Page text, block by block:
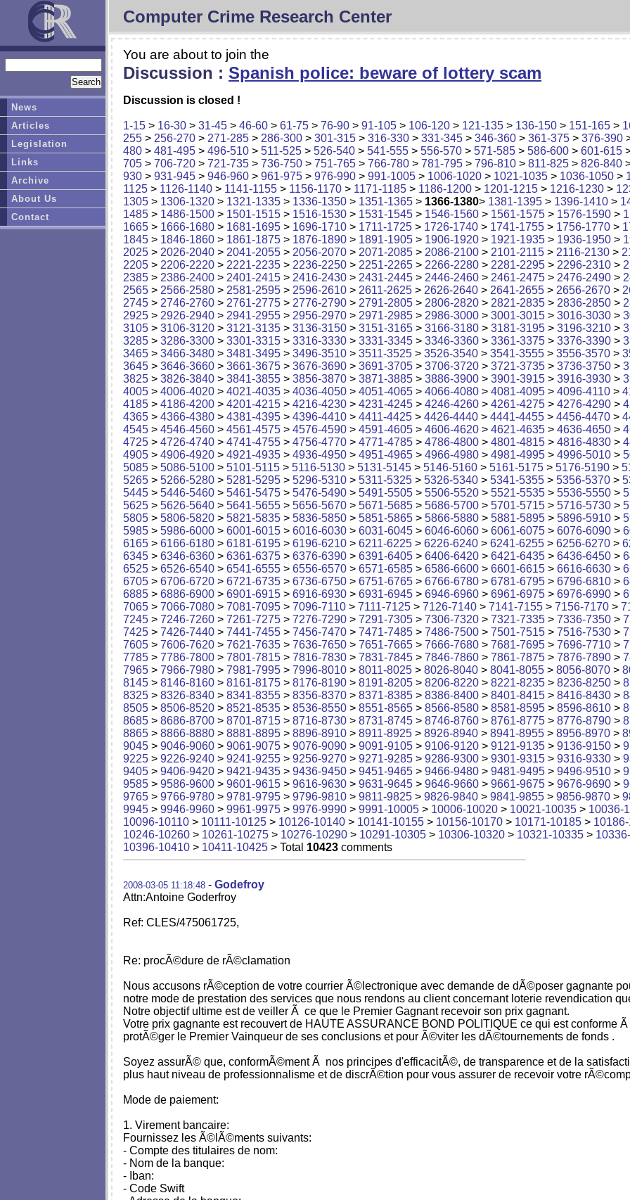
Computer Crime Research Center
You are about to join the
Discussion : Spanish police: beware of lottery scam
Discussion is closed !
1-15 > 16-30 > 31-45 > 46-60 > 61-75 > 76-90 > 91-105 > 106-120 > 121-135 > 136-150 > 151-165 >
255 > 256-270 > 271-285 > 286-300 > 301-315 > 316-330 > 331-345 > 346-360 > 361-375 > 376-390
480 > 481-495 > 496-510 > 511-525 > 526-540 > 541-555 > 556-570 > 571-585 > 586-600 > 601-615
705 > 706-720 > 721-735 > 736-750 > 751-765 > 766-780 > 781-795 > 796-810 > 811-825 > 826-840
930 > 931-945 > 946-960 > 961-975 > 976-990 > 991-1005 > 1006-1020 > 1021-1035 > 1036-1050 >
1125 > 1126-1140 > 1141-1155 > 1156-1170 > 1171-1185 > 1186-1200 > 1201-1215 > 1216-1230 >
1305 > 1306-1320 > 1321-1335 > 1336-1350 > 1351-1365 > 1366-1380> 1381-1395 > 1396-1410 >
1485 > 1486-1500 > 1501-1515 > 1516-1530 > 1531-1545 > 1546-1560 > 1561-1575 > 1576-1590 >
1665 > 1666-1680 > 1681-1695 > 1696-1710 > 1711-1725 > 1726-1740 > 1741-1755 > 1756-1770 >
1845 > 1846-1860 > 1861-1875 > 1876-1890 > 1891-1905 > 1906-1920 > 1921-1935 > 1936-1950 >
2025 > 2026-2040 > 2041-2055 > 2056-2070 > 2071-2085 > 2086-2100 > 2101-2115 > 2116-2130 >
2205 > 2206-2220 > 2221-2235 > 2236-2250 > 2251-2265 > 2266-2280 > 2281-2295 > 2296-2310 >
2385 > 2386-2400 > 2401-2415 > 2416-2430 > 2431-2445 > 2446-2460 > 2461-2475 > 2476-2490 >
2565 > 2566-2580 > 2581-2595 > 2596-2610 > 2611-2625 > 2626-2640 > 2641-2655 > 2656-2670 >
2745 > 2746-2760 > 2761-2775 > 2776-2790 > 2791-2805 > 2806-2820 > 2821-2835 > 2836-2850 >
2925 > 2926-2940 > 2941-2955 > 2956-2970 > 2971-2985 > 2986-3000 > 3001-3015 > 3016-3030 >
3105 > 3106-3120 > 3121-3135 > 3136-3150 > 3151-3165 > 3166-3180 > 3181-3195 > 3196-3210 >
3285 > 3286-3300 > 3301-3315 > 3316-3330 > 3331-3345 > 3346-3360 > 3361-3375 > 3376-3390 >
3465 > 3466-3480 > 3481-3495 > 3496-3510 > 3511-3525 > 3526-3540 > 3541-3555 > 3556-3570 >
3645 > 3646-3660 > 3661-3675 > 3676-3690 > 3691-3705 > 3706-3720 > 3721-3735 > 3736-3750 >
3825 > 3826-3840 > 3841-3855 > 3856-3870 > 3871-3885 > 3886-3900 > 3901-3915 > 3916-3930 >
4005 > 4006-4020 > 4021-4035 > 4036-4050 > 4051-4065 > 4066-4080 > 4081-4095 > 4096-4110 >
4185 > 4186-4200 > 4201-4215 > 4216-4230 > 4231-4245 > 4246-4260 > 4261-4275 > 4276-4290 >
4365 > 4366-4380 > 4381-4395 > 4396-4410 > 4411-4425 > 4426-4440 > 4441-4455 > 4456-4470 >
4545 > 4546-4560 > 4561-4575 > 4576-4590 > 4591-4605 > 4606-4620 > 4621-4635 > 4636-4650 >
4725 > 4726-4740 > 4741-4755 > 4756-4770 > 4771-4785 > 4786-4800 > 4801-4815 > 4816-4830 >
4905 > 4906-4920 > 4921-4935 > 4936-4950 > 4951-4965 > 4966-4980 > 4981-4995 > 4996-5010 >
5085 > 5086-5100 > 5101-5115 > 5116-5130 > 5131-5145 > 5146-5160 > 5161-5175 > 5176-5190 >
5265 > 5266-5280 > 5281-5295 > 5296-5310 > 5311-5325 > 5326-5340 > 5341-5355 > 5356-5370 >
5445 > 5446-5460 > 5461-5475 > 5476-5490 > 5491-5505 > 5506-5520 > 5521-5535 > 5536-5550 >
5625 > 5626-5640 > 5641-5655 > 5656-5670 > 5671-5685 > 5686-5700 > 5701-5715 > 5716-5730 >
5805 > 5806-5820 > 5821-5835 > 5836-5850 > 5851-5865 > 5866-5880 > 5881-5895 > 5896-5910 >
5985 > 5986-6000 > 6001-6015 > 6016-6030 > 6031-6045 > 6046-6060 > 6061-6075 > 6076-6090 >
6165 > 6166-6180 > 6181-6195 > 6196-6210 > 6211-6225 > 6226-6240 > 6241-6255 > 6256-6270 >
6345 > 6346-6360 > 6361-6375 > 6376-6390 > 6391-6405 > 6406-6420 > 6421-6435 > 6436-6450 >
6525 > 6526-6540 > 6541-6555 > 6556-6570 > 6571-6585 > 6586-6600 > 6601-6615 > 6616-6630 >
6705 > 6706-6720 > 6721-6735 > 6736-6750 > 6751-6765 > 6766-6780 > 6781-6795 > 6796-6810 >
6885 > 6886-6900 > 6901-6915 > 6916-6930 > 6931-6945 > 6946-6960 > 6961-6975 > 6976-6990 >
7065 > 7066-7080 > 7081-7095 > 7096-7110 > 7111-7125 > 7126-7140 > 7141-7155 > 7156-7170 >
7245 > 7246-7260 > 7261-7275 > 7276-7290 > 7291-7305 > 7306-7320 > 7321-7335 > 7336-7350 >
7425 > 7426-7440 > 7441-7455 > 7456-7470 > 7471-7485 > 7486-7500 > 7501-7515 > 7516-7530 >
7605 > 7606-7620 > 7621-7635 > 7636-7650 > 7651-7665 > 7666-7680 > 7681-7695 > 7696-7710 >
7785 > 7786-7800 > 7801-7815 > 7816-7830 > 7831-7845 > 7846-7860 > 7861-7875 > 7876-7890 >
7965 > 7966-7980 > 7981-7995 > 7996-8010 > 8011-8025 > 8026-8040 > 8041-8055 > 8056-8070 >
8145 > 8146-8160 > 8161-8175 > 8176-8190 > 8191-8205 > 8206-8220 > 8221-8235 > 8236-8250 >
8325 > 8326-8340 > 8341-8355 > 8356-8370 > 8371-8385 > 8386-8400 > 8401-8415 > 8416-8430 >
8505 > 8506-8520 > 8521-8535 > 8536-8550 > 8551-8565 > 8566-8580 > 8581-8595 > 8596-8610 >
8685 > 8686-8700 > 8701-8715 > 8716-8730 > 8731-8745 > 8746-8760 > 8761-8775 > 8776-8790 >
8865 > 8866-8880 > 8881-8895 > 8896-8910 > 8911-8925 > 8926-8940 > 8941-8955 > 8956-8970 >
9045 > 9046-9060 > 9061-9075 > 9076-9090 > 9091-9105 > 9106-9120 > 9121-9135 > 9136-9150 >
9225 > 9226-9240 > 9241-9255 > 9256-9270 > 9271-9285 > 9286-9300 > 9301-9315 > 9316-9330 >
9405 > 9406-9420 > 9421-9435 > 9436-9450 > 9451-9465 > 9466-9480 > 9481-9495 > 9496-9510 >
9585 > 9586-9600 > 9601-9615 > 9616-9630 > 9631-9645 > 9646-9660 > 9661-9675 > 9676-9690 >
9765 > 9766-9780 > 9781-9795 > 9796-9810 > 9811-9825 > 9826-9840 > 9841-9855 > 9856-9870 >
9945 > 9946-9960 > 9961-9975 > 9976-9990 > 9991-10005 > 10006-10020 > 10021-10035 > 10036-
10096-10110 > 10111-10125 > 10126-10140 > 10141-10155 > 10156-10170 > 10171-10185 >
10246-10260 > 10261-10275 > 10276-10290 > 10291-10305 > 10306-10320 > 10321-10335 >
10396-10410 > 10411-10425 > Total 10423 comments
2008-03-05 11:18:48 - Godefroy
Attn:Antoine Goderfroy
Ref: CLES/475061725,
Re: procÃ©dure de rÃ©clamation
Nous accusons rÃ©ception de votre courrier Ã©lectronique avec demande de dÃ©poser gagnante
notre mode de prestation des services que nous rendons au client concernant loterie revendication
Notre objectif ultime est de veiller Ã ce que le Premier Gagnant recevoir son prix gagnant.
Votre prix gagnante est recouvert de HAUTE ASSURANCE BOND POLITIQUE ce qui est conforme
protÃ©ger le Premier Vainqueur de ses conclusions et pour Ã©viter les dÃ©tournements de fonds .
Soyez assurÃ© que, conformÃ©ment Ã nos principes d'efficacitÃ©, de transparence et de la
plus haut niveau de professionnalisme et de discrÃ©tion pour vous assurer de recevoir votre
Mode de paiement:
1. Virement bancaire:
Fournissez les Ã©lÃ©ments suivants:
- Compte des titulaires de nom:
- Nom de la banque:
- Iban:
- Code Swift
News
Articles
Legislation
Links
Archive
About Us
Contact